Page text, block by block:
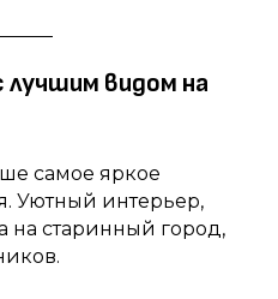
видом на
самое яркое
Уютный интерьер,
на старинный город,